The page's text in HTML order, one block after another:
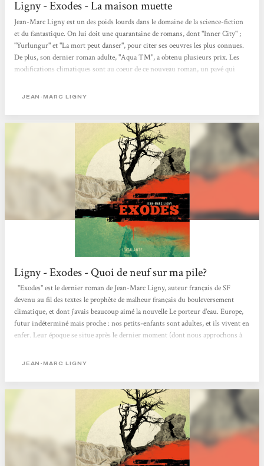
Ligny - Exodes - La maison muette
Jean-Marc Ligny est un des poids lourds dans le domaine de la science-fiction
et du fantastique. On lui doit une quarantaine de romans, dont "Inner City" ;
"Yurlungur" et "La mort peut danser", pour citer ses oeuvres les plus connues.
De plus, son dernier roman adulte, "Aqua TM", a obtenu plusieurs prix. Les
modifications climatiques sont au coeur de ce nouveau roman, un pavé qui
: les riches, réfugiés dans les enclaves (ces immenses dômes de plusieurs km)
JEAN-MARC LIGNY
Ligny - Exodes - Quoi de neuf sur ma pile?
"Exodes" est le dernier roman de Jean-Marc Ligny, auteur français de SF
devenu au fil des textes le prophète de malheur français du bouleversement
climatique, et dont j'avais beaucoup aimé la nouvelle Le porteur d'eau. Europe,
futur indéterminé mais proche : nos petits-enfants sont adultes, et ils vivent en
enfer. Leur époque se situe après le dernier moment (dont nous approchons à
environnemental et une volonté collective de sacrifier le présent pour préserver
JEAN-MARC LIGNY